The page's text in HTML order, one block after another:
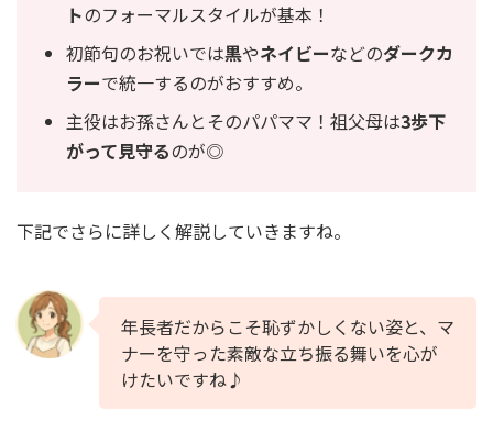
トのフォーマルスタイルが基本！
初節句のお祝いでは黒やネイビーなどのダークカ
ラーで統一するのがおすすめ。
主役はお孫さんとそのパパママ！祖父母は3歩下
がって見守るのが◎
下記でさらに詳しく解説していきますね。
年長者だからこそ恥ずかしくない姿と、マ
ナーを守った素敵な立ち振る舞いを心が
けたいですね♪